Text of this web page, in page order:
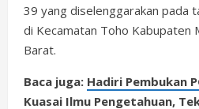
39 yang diselenggarakan pada
di Kecamatan Toho Kabupaten
Barat.
Baca juga: Hadiri Pembukan
Kuasai Ilmu Pengetahuan,